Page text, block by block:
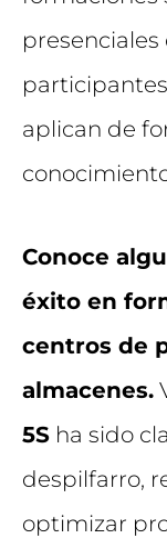
presenciales
aplican de
Conoce
éxito en
centros de
almacenes.
5S ha sido
despilfarro,
optimizar